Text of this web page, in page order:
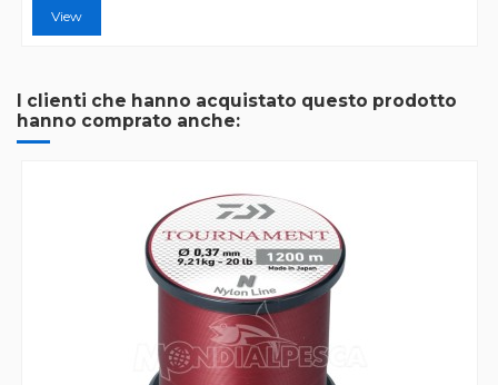
View
I clienti che hanno acquistato questo prodotto
hanno comprato anche: